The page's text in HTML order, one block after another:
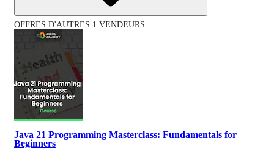
OFFRES D'AUTRES 1 VENDEURS
Java 21 Programming Masterclass: Fundamentals for
Beginners